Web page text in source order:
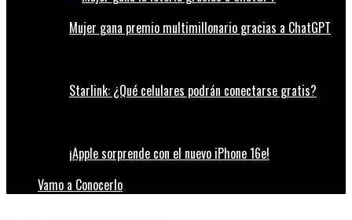
Mujer gana premio multimillonario gracias a ChatGPT
Starlink: ¿Qué celulares podrán conectarse gratis?
¡Apple sorprende con el nuevo iPhone 16e!
Vamo a Conocerlo